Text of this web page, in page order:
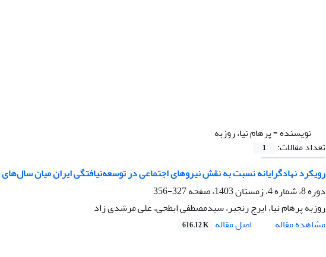
نویسنده =پرهام نیا، روزبه
تعداد مقالات:
1
رویکرد نهادگرایانه نسبت به نقش نیروهای اجتماعی در توسعه‌نیافتگی ایران میان سال‌های 1320 تا 1357
دوره 8، شماره 4، زمستان 1403، صفحه
327-356
روزبه پرهام نیا، ایرج رنجبر، سیدمصطفی ابطحی، علی مرشدی زاد
مشاهده مقاله
اصل مقاله 616.12 K